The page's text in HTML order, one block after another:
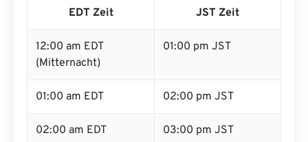
EDT Zeit JST Zeit
12:00 am EDT
(Mitternacht)
01:00 pm JST
01:00 am EDT 02:00 pm JST
02:00 am EDT 03:00 pm JST